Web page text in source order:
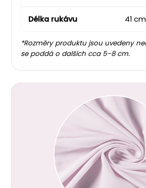
Délka rukávu 41 cm
*Rozměry produktu jsou uvedeny
se poddá o dalších cca 5–8 cm.